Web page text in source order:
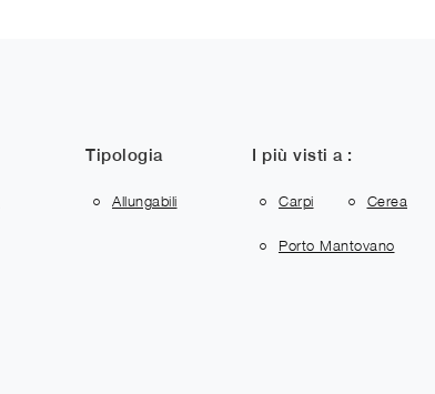
Tipologia
Allungabili
I più visti a :
Carpi Cerea
Porto Mantovano